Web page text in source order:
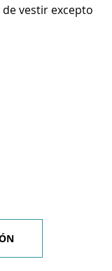
vestir excepto